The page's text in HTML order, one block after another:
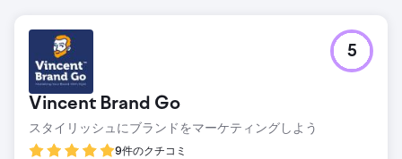
Vincent Brand Go
スタイリッシュにブランドをマーケティングしよう
9件のクチコミ
5